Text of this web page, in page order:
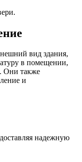
вид здания,
в помещении,
Они также
и
надежную